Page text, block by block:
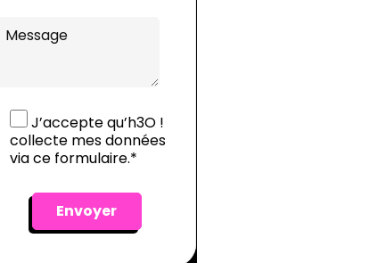
J’accepte qu’h3O !
collecte mes données
via ce formulaire.*